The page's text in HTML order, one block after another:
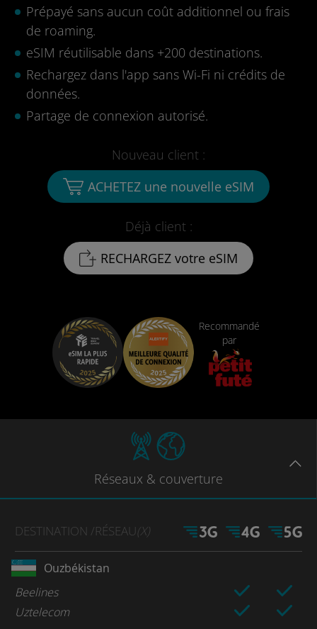
Prépayé sans aucun coût additionnel ou frais
de roaming.
eSIM réutilisable dans +200 destinations.
Rechargez dans l'app sans Wi-Fi ni crédits de
données.
Partage de connexion autorisé.
Déjà client :
RECHARGEZ votre eSIM
Nouveau client :
ACHETEZ une nouvelle eSIM
Recommandé
par
Réseaux & couverture
DESTINATION /RÉSEAU(X)
Ouzbékistan
Beelines
Uztelecom